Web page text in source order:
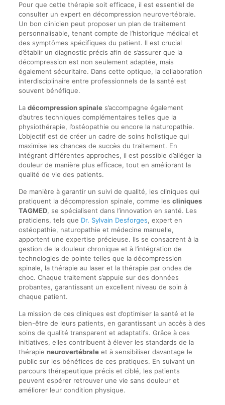
Pour que cette thérapie soit efficace, il est essentiel de
consulter un expert en décompression neurovertébrale.
Un bon clinicien peut proposer un plan de traitement
personnalisable, tenant compte de l’historique médical et
des symptômes spécifiques du patient. Il est crucial
d’établir un diagnostic précis afin de s’assurer que la
décompression est non seulement adaptée, mais
également sécuritaire. Dans cette optique, la collaboration
interdisciplinaire entre professionnels de la santé est
souvent bénéfique.
La décompression spinales’accompagne également
d’autres techniques complémentaires telles que la
physiothérapie, l’ostéopathie ou encore la naturopathie.
L’objectif est de créer un cadre de soins holistique qui
maximise les chances de succès du traitement. En
intégrant différentes approches, il est possible d’alléger la
douleur de manière plus efficace, tout en améliorant la
qualité de vie des patients.
De manière à garantir un suivi de qualité, les cliniques qui
pratiquent la décompression spinale, comme les cliniques
TAGMED, se spécialisent dans l’innovation en santé. Les
praticiens, tels que Dr. Sylvain Desforges, expert en
ostéopathie, naturopathie et médecine manuelle,
apportent une expertise précieuse. Ils se consacrent à la
gestion de la douleur chronique et à l’intégration de
technologies de pointe telles que la décompression
spinale, la thérapie au laser et la thérapie par ondes de
choc. Chaque traitement s’appuie sur des données
probantes, garantissant un excellent niveau de soin à
chaque patient.
La mission de ces cliniques est d’optimiser la santé et le
bien-être de leurs patients, en garantissant un accès à des
soins de qualité transparent et adaptatifs. Grâce à ces
initiatives, elles contribuent à élever les standards de la
thérapie neurovertébraleet à sensibiliser davantage le
public sur les bénéfices de ces pratiques. En suivant un
parcours thérapeutique précis et ciblé, les patients
peuvent espérer retrouver une vie sans douleur et
améliorer leur condition physique.